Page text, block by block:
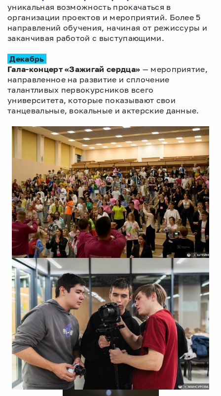
уникальная возможность прокачаться в
организации проектов и мероприятий. Более 5
направлений обучения, начиная от режиссуры и
заканчивая работой с выступающими.
Декабрь
Гала-концерт «Зажигай сердца» — мероприятие,
направленное на развитие и сплочение
талантливых первокурсников всего
университета, которые показывают свои
танцевальные, вокальные и актерские данные.